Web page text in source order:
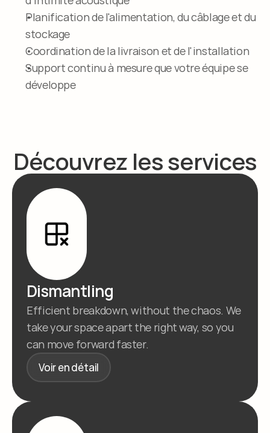
Planification de l'alimentation, du câblage et du
stockage
Coordination de la livraison et de l'installation
Support continu à mesure que votre équipe se
développe
Découvrez les services
Dismantling
Efficient breakdown, without the chaos. We
take your space apart the right way, so you
can move forward faster.
Voir en détail